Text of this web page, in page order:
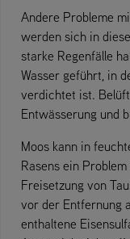
Andere Probleme
werden sich in
starke Regenfälle
Wasser geführt, in
verdichtet ist.
Entwässerung und
Moos kann in
Rasens ein
Freisetzung von
vor der Entfernung
enthaltene